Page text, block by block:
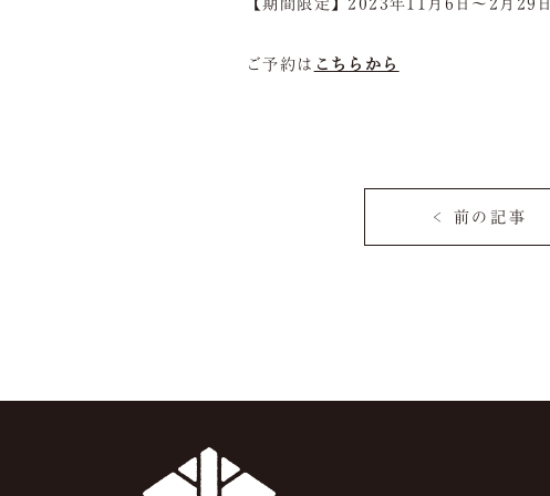
【期間限定】2023年11月6日～2月29日
ご予約は こちらから
< 前の記事